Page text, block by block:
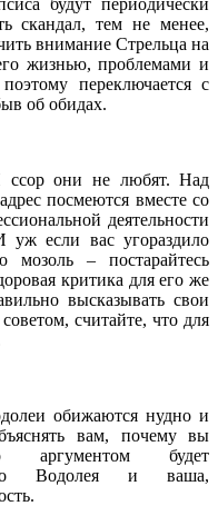
скандал,тем не менее,
внимание Стрельца на
жизнью,проблемами и
поэтому переключается с
об обидах.
ссор они не любят.Над
адрес посмеются вместе со
деятельности
уж если вас угораздило
мозоль – постарайтесь
критика для его же
высказывать свои
советом, считайте, что для
обижаются нудно и
вам, почему
вы
аргументом
будет
Водолея и ваша,
.